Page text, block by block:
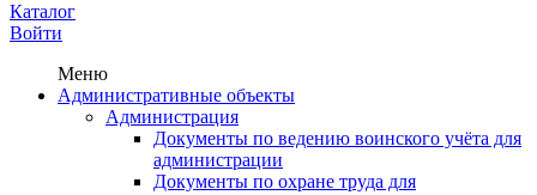
Каталог
Войти
Меню
Административные объекты
Администрация
Документы по ведению воинского учёта для
администрации
Документы по охране труда для